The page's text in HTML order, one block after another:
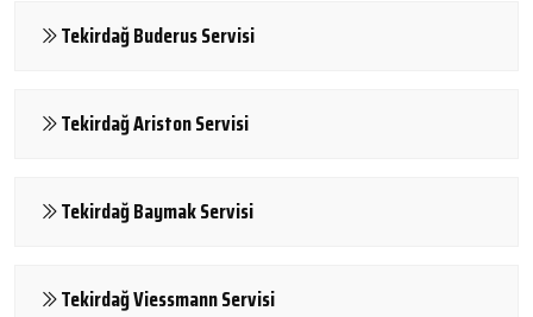
Tekirdağ Buderus Servisi
Tekirdağ Ariston Servisi
Tekirdağ Baymak Servisi
Tekirdağ Viessmann Servisi